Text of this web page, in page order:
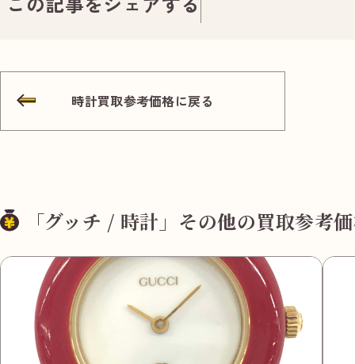
時計買取参考価格に戻る
「グッチ / 時計」その他の買取参考